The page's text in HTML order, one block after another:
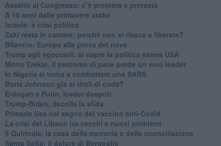
Assalto al Congresso: c’è protesta e protesta
A 10 anni dalle primavere arabe
Israele: è crisi politica
Zaki resta in carcere: perchè non si riesce a liberare?
Bilancio: Europa alla prova del nove
Trump agli sgoccioli: si riapre la politica estera USA
Morto Erekat, il percorso di pace perde un vero leader
In Nigeria si torna a combattere una SARS
Boris Johnson già ai titoli di coda?
Erdogan e Putin, leader despoti
Trump-Biden, decolla la sfida
Primarie Usa nel segno del vaccino anti-Covid
La crisi del Libano tra vecchi e nuovi problemi
Il Quirinale, la casa della memoria e della riconciliazione
Santa Sofia: il dolore di Bergoglio